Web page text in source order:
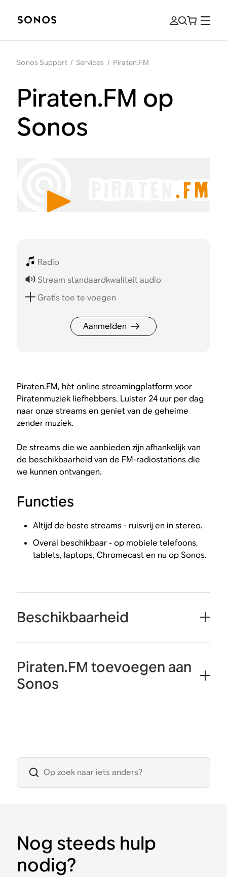
Sonos Support / Services / Piraten.FM
Piraten.FM op
Sonos
Radio
Stream standaardkwaliteit audio
Gratis toe te voegen
Aanmelden
Piraten.FM, hèt online streamingplatform voor
Piratenmuziek liefhebbers. Luister 24 uur per dag
naar onze streams en geniet van de geheime
zender muziek.
De streams die we aanbieden zijn afhankelijk van
de beschikbaarheid van de FM-radiostations die
we kunnen ontvangen.
Functies
Altijd de beste streams - ruisvrij en in stereo.
Overal beschikbaar - op mobiele telefoons,
tablets, laptops, Chromecast en nu op Sonos.
Beschikbaarheid
Piraten.FM toevoegen aan
Sonos
Nog steeds hulp
nodig?